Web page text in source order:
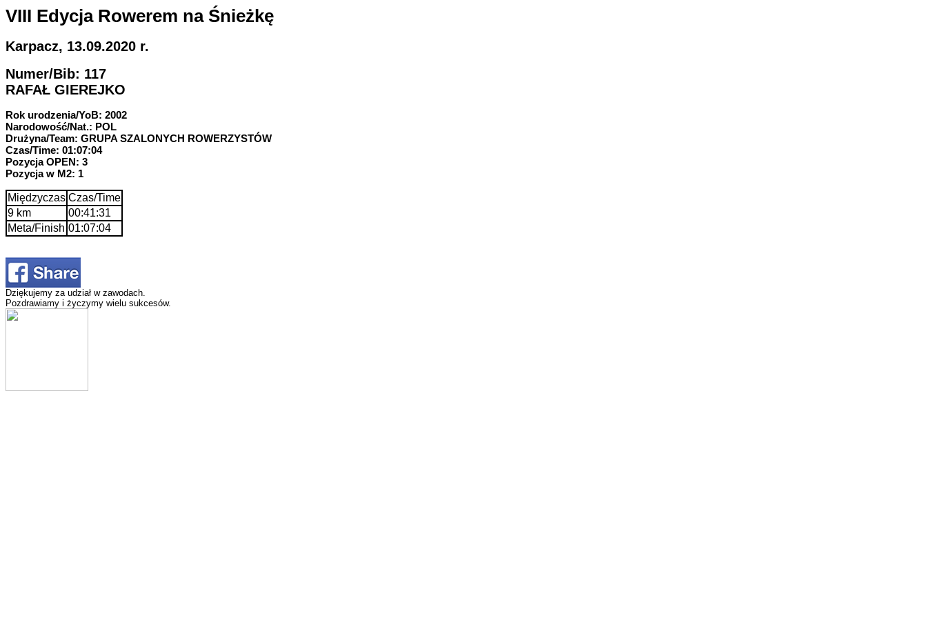
VIII Edycja Rowerem na Śnieżkę
Karpacz, 13.09.2020 r.
Numer/Bib: 117
RAFAŁ GIEREJKO
Rok urodzenia/YoB: 2002
Narodowość/Nat.: POL
Drużyna/Team: GRUPA SZALONYCH ROWERZYSTÓW
Czas/Time: 01:07:04
Pozycja OPEN: 3
Pozycja w M2: 1
Międzyczas Czas/Time
9 km
00:41:31
Meta/Finish 01:07:04
Dziękujemy za udział w zawodach.
Pozdrawiamy i życzymy wielu sukcesów.